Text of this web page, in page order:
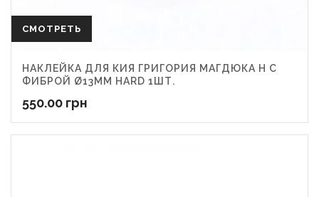
СМОТРЕТЬ
НАКЛЕЙКА ДЛЯ КИЯ ГРИГОРИЯ МАГДЮКА Н С
ФИБРОЙ Ø13ММ HARD 1ШТ.
550.00 грн